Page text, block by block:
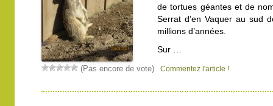
de tortues géantes et de
Serrat d’en Vaquer au sud
millions d’années.
Sur …
(Pas encore de vote) Commentez l'article !